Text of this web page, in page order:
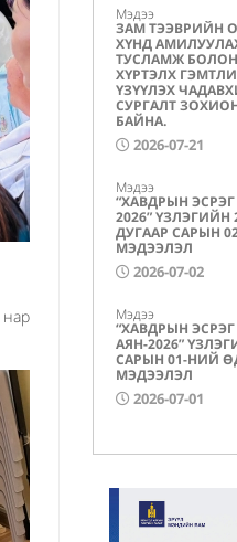
нар
Мэдээ
ЗАМ ТЭЭВРИЙН
ХҮНД
ТУСЛАМЖ
ХҮРТЭЛХ
ҮЗҮҮЛЭХ
СУРГАЛТ
БАЙНА.
2026-07-21
Мэдээ
“ХАВДРЫН
2026” ҮЗЛЭГИЙН
ДУГААР САРЫН
МЭДЭЭЛЭЛ
2026-07-02
Мэдээ
“ХАВДРЫН
АЯН-2026”
САРЫН 01-НИЙ
МЭДЭЭЛЭЛ
2026-07-01